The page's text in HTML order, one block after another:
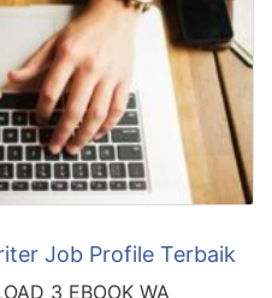
Job Profile Terbaik
3 EBOOK WA